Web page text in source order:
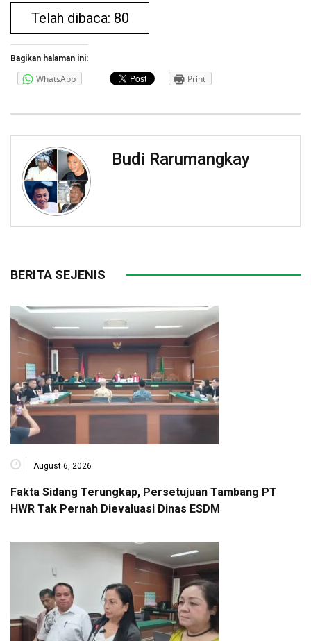
Telah dibaca: 80
Bagikan halaman ini:
WhatsApp Print
Budi Rarumangkay
BERITA SEJENIS
August 6, 2026
Fakta Sidang Terungkap, Persetujuan Tambang PT
HWR Tak Pernah Dievaluasi Dinas ESDM